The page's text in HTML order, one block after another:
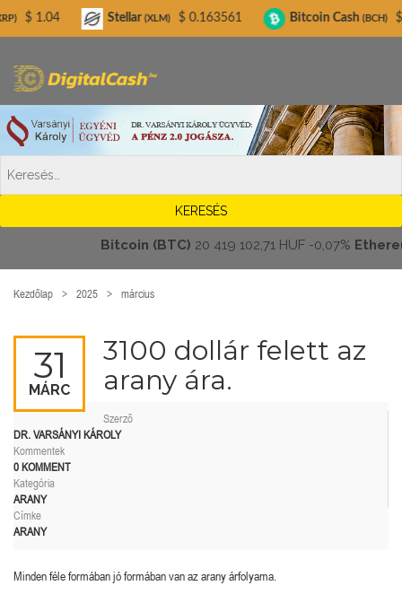
Bitcoin (BTC) 20 419 102,71 HUF-0,07% Ethereum
Kezdőlap 2025 március
31
MÁRC
3100 dollár felett az
arany ára.
Szerző
DR. VARSÁNYI KÁROLY
Kommentek
0 KOMMENT
Kategória
ARANY
Címke
ARANY
Minden féle formában jó formában van az arany árfolyama.
Stellar (XLM) $ 0.163561 Bitcoin Cash (BCH) $ 216.36
Digitalcash.hu